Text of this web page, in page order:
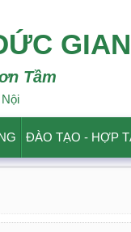
Tầm
ĐÀO TẠO - HỢP